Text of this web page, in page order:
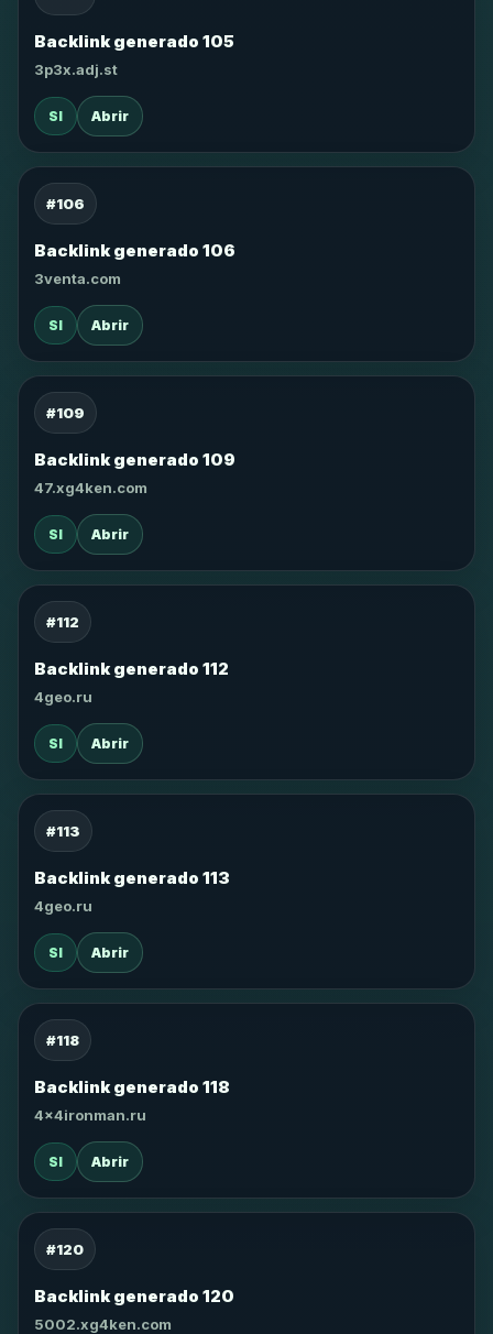
Backlink generado 105
3p3x.adj.st
SI Abrir
#106
Backlink generado 106
3venta.com
SI Abrir
#109
Backlink generado 109
47.xg4ken.com
SI Abrir
#112
Backlink generado 112
4geo.ru
SI Abrir
#113
Backlink generado 113
4geo.ru
SI Abrir
#118
Backlink generado 118
4x4ironman.ru
SI Abrir
#120
Backlink generado 120
5002.xg4ken.com